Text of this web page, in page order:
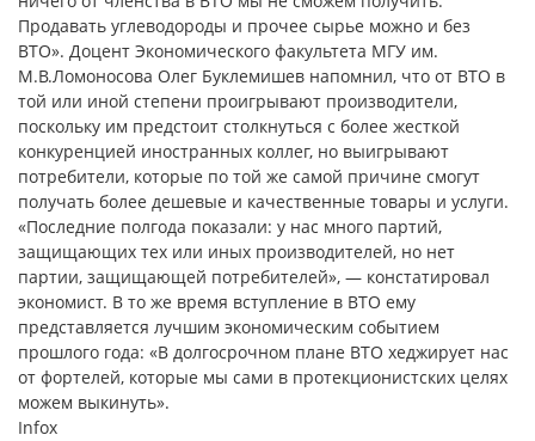
Продавать углеводороды и прочее сырье можно и без
ВТО». Доцент Экономического факультета МГУ им.
М.В.Ломоносова Олег Буклемишев напомнил, что от ВТО в
той или иной степени проигрывают производители,
поскольку им предстоит столкнуться с более жесткой
конкуренцией иностранных коллег, но выигрывают
потребители, которые по той же самой причине смогут
получать более дешевые и качественные товары и услуги.
«Последние полгода показали: у нас много партий,
защищающих тех или иных производителей, но нет
партии, защищающей потребителей», — констатировал
экономист. В то же время вступление в ВТО ему
представляется лучшим экономическим событием
прошлого года: «В долгосрочном плане ВТО хеджирует нас
от фортелей, которые мы сами в протекционистских целях
можем выкинуть».
Infox